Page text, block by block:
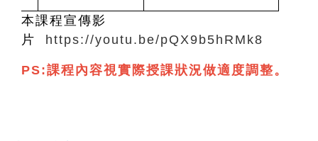
本課程宣傳影
片 https://youtu.be/pQX9b5hRMk8
PS:課程內容視實際授課狀況做適度調整。